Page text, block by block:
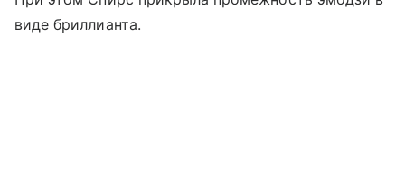
виде бриллианта.